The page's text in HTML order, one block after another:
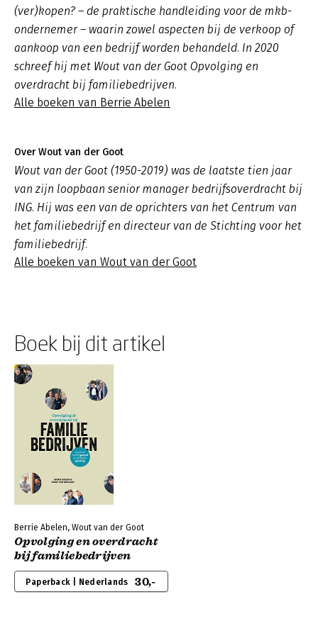
(ver)kopen? – de praktische handleiding voor de mkb-
ondernemer – waarin zowel aspecten bij de verkoop of
aankoop van een bedrijf worden behandeld. In 2020
schreef hij met Wout van der Goot Opvolging en
overdracht bij familiebedrijven.
Alle boeken van Berrie Abelen
Over Wout van der Goot
Wout van der Goot (1950-2019) was de laatste tien jaar
van zijn loopbaan senior manager bedrijfsoverdracht bij
ING. Hij was een van de oprichters van het Centrum van
het familiebedrijf en directeur van de Stichting voor het
familiebedrijf.
Alle boeken van Wout van der Goot
Boek bij dit artikel
Berrie Abelen, Wout van der Goot
Opvolging en overdracht
bij familiebedrijven
Paperback | Nederlands 30,-